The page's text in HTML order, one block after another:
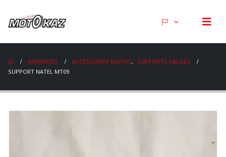
ANNONCES ACCESSOIRES MOTOS,
SUPPORTS VALISES
SUPPORT NATEL MT09